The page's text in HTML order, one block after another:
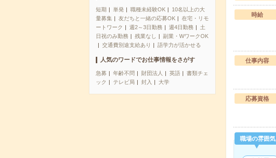
短期 単発 職種未経験OK
10名以上の大
量募集
友だちと一緒の応募OK
在宅・リモ
ートワーク
週2～3日勤務 週4日勤務
土
日祝のみ勤務
残業なし
副業・WワークOK
交通費別途支給あり
語学力が活かせる
人気のワードでお仕事情報をさがす
急募 年齢不問 財団法人 英語
書類チェ
ック
テレビ局 封入 大学
時給
仕事内容
応募資格
職場の雰囲気